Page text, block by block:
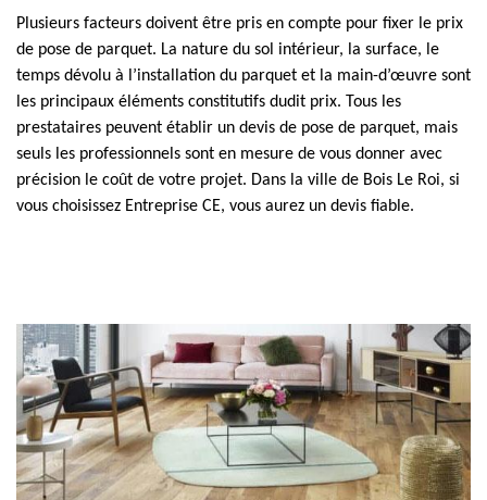
Plusieurs facteurs doivent être pris en compte pour fixer le prix
de pose de parquet. La nature du sol intérieur, la surface, le
temps dévolu à l’installation du parquet et la main-d’œuvre sont
les principaux éléments constitutifs dudit prix. Tous les
prestataires peuvent établir un devis de pose de parquet, mais
seuls les professionnels sont en mesure de vous donner avec
précision le coût de votre projet. Dans la ville de Bois Le Roi, si
vous choisissez Entreprise CE, vous aurez un devis fiable.